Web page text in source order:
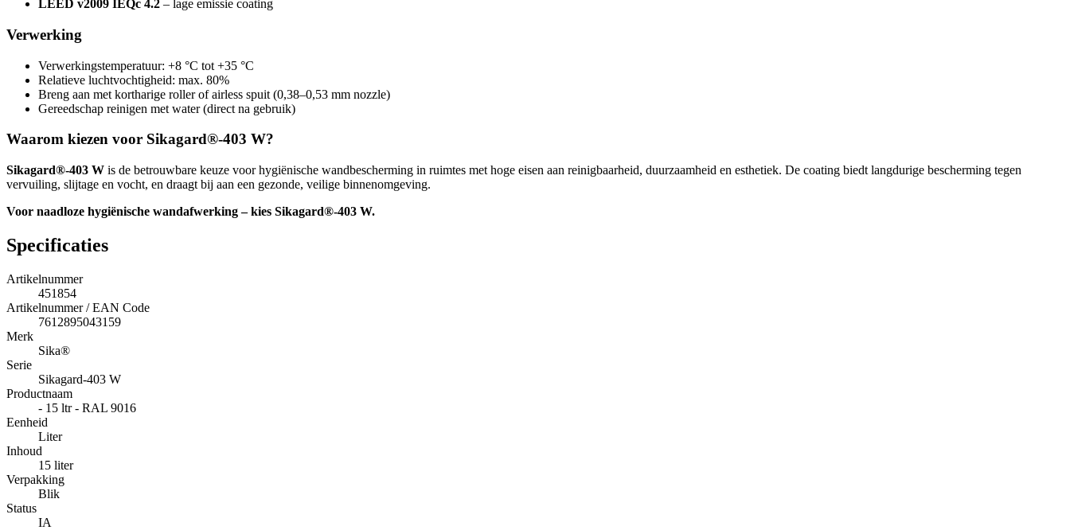
LEED v2009 IEQc 4.2 – lage emissie coating
Verwerking
Verwerkingstemperatuur: +8 °C tot +35 °C
Relatieve luchtvochtigheid: max. 80%
Breng aan met kortharige roller of airless spuit (0,38–0,53 mm nozzle)
Gereedschap reinigen met water (direct na gebruik)
Waarom kiezen voor Sikagard®-403 W?
Sikagard®-403 W is de betrouwbare keuze voor hygiënische wandbescherming in ruimtes met hoge eisen aan reinigbaarheid, duurzaamheid en esthetiek. De coating biedt langdurige bescherming tegen
vervuiling, slijtage en vocht, en draagt bij aan een gezonde, veilige binnenomgeving.
Voor naadloze hygiënische wandafwerking – kies Sikagard®-403 W.
Specificaties
Artikelnummer
451854
Artikelnummer / EAN Code
7612895043159
Merk
Sika®
Serie
Sikagard-403 W
Productnaam
- 15 ltr - RAL 9016
Eenheid
Liter
Inhoud
15 liter
Verpakking
Blik
Status
IA